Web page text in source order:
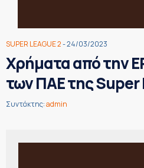
SUPER LEAGUE 2- 24/03/2023
Χρήματα από την
των ΠΑΕ της Super
Συντάκτης:admin